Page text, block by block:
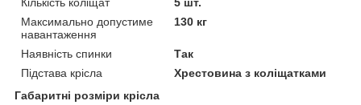
Максимально допустиме
навантаження
130 кг
Наявність спинки
Так
Підстава крісла
Хрестовина з коліщатками
Габаритні розміри крісла